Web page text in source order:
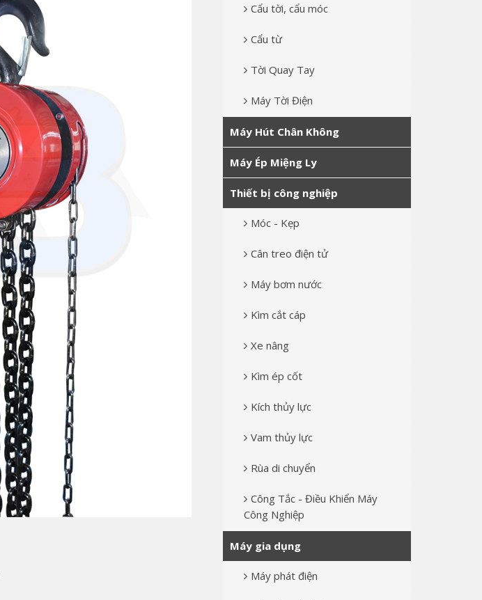
Cẩu tời, cẩu móc
Cẩu từ
Tời Quay Tay
Máy Tời Điện
Máy Hút Chân Không
Máy Ép Miệng Ly
Thiết bị công nghiệp
Móc - Kẹp
Cân treo điện tử
Máy bơm nước
Kìm cắt cáp
Xe nâng
Kìm ép cốt
Kích thủy lực
Vam thủy lực
Rùa di chuyển
Công Tắc - Điều Khiển Máy
Công Nghiệp
Máy gia dụng
Máy phát điện